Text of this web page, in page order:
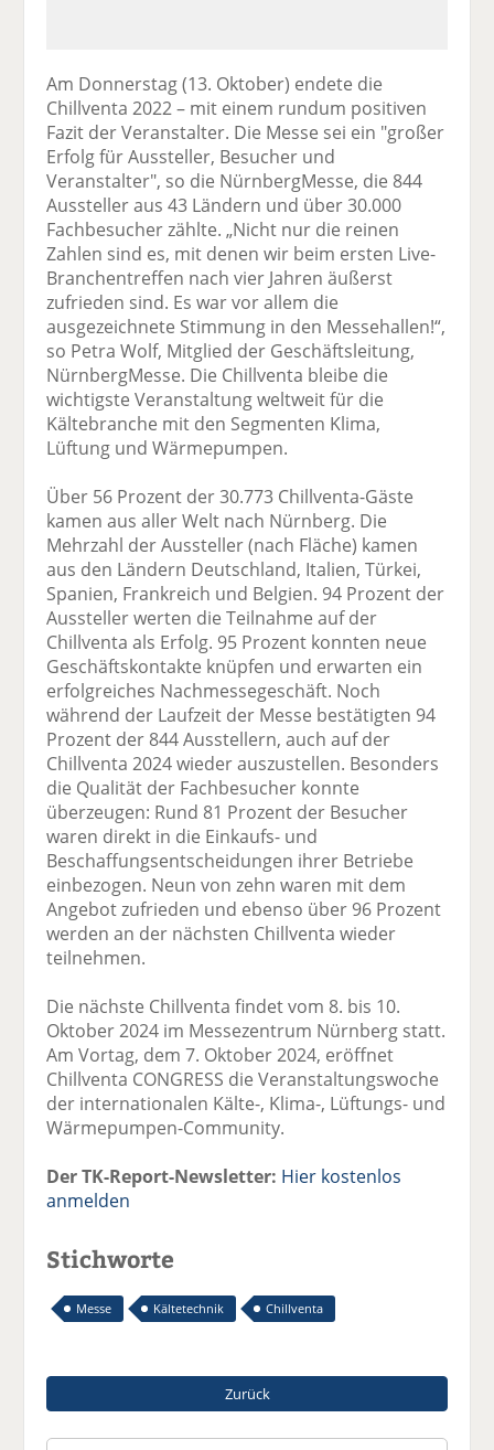
Am Donnerstag (13. Oktober) endete die
Chillventa 2022 – mit einem rundum positiven
Fazit der Veranstalter. Die Messe sei ein "großer
Erfolg für Aussteller, Besucher und
Veranstalter", so die NürnbergMesse, die 844
Aussteller aus 43 Ländern und über 30.000
Fachbesucher zählte. „Nicht nur die reinen
Zahlen sind es, mit denen wir beim ersten Live-
Branchentreffen nach vier Jahren äußerst
zufrieden sind. Es war vor allem die
ausgezeichnete Stimmung in den Messehallen!“,
so Petra Wolf, Mitglied der Geschäftsleitung,
NürnbergMesse. Die Chillventa bleibe die
wichtigste Veranstaltung weltweit für die
Kältebranche mit den Segmenten Klima,
Lüftung und Wärmepumpen.
Über 56 Prozent der 30.773 Chillventa-Gäste
kamen aus aller Welt nach Nürnberg. Die
Mehrzahl der Aussteller (nach Fläche) kamen
aus den Ländern Deutschland, Italien, Türkei,
Spanien, Frankreich und Belgien. 94 Prozent der
Aussteller werten die Teilnahme auf der
Chillventa als Erfolg. 95 Prozent konnten neue
Geschäftskontakte knüpfen und erwarten ein
erfolgreiches Nachmessegeschäft. Noch
während der Laufzeit der Messe bestätigten 94
Prozent der 844 Ausstellern, auch auf der
Chillventa 2024 wieder auszustellen. Besonders
die Qualität der Fachbesucher konnte
überzeugen: Rund 81 Prozent der Besucher
waren direkt in die Einkaufs- und
Beschaffungsentscheidungen ihrer Betriebe
einbezogen. Neun von zehn waren mit dem
Angebot zufrieden und ebenso über 96 Prozent
werden an der nächsten Chillventa wieder
teilnehmen.
Die nächste Chillventa findet vom 8. bis 10.
Oktober 2024 im Messezentrum Nürnberg statt.
Am Vortag, dem 7. Oktober 2024, eröffnet
Chillventa CONGRESS die Veranstaltungswoche
der internationalen Kälte-, Klima-, Lüftungs- und
Wärmepumpen-Community.
Der TK-Report-Newsletter: Hier kostenlos
anmelden
Stichworte
Messe Kältetechnik Chillventa
Zurück